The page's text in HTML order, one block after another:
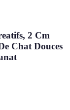
2 Cm
Chat Douces